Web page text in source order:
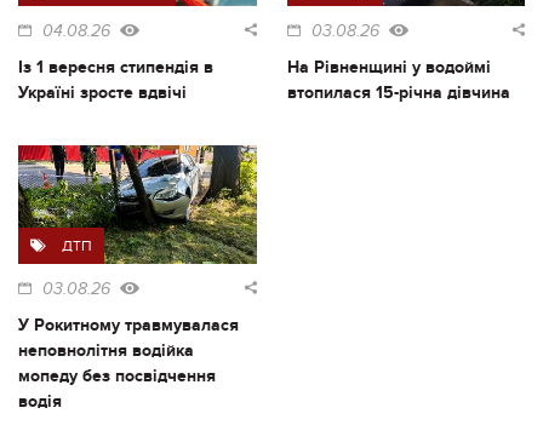
04.08.26
Із 1 вересня стипендія в
Україні зросте вдвічі
03.08.26
На Рівненщині у водоймі
втопилася 15-річна дівчина
ДТП
03.08.26
У Рокитному травмувалася
неповнолітня водійка
мопеду без посвідчення
водія